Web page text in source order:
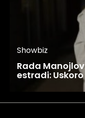
Showbiz
Rada
estradi: